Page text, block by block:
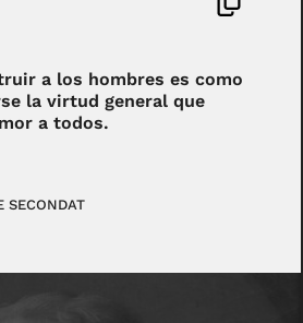
a los hombres es como
la virtud general que
a todos.
SECONDAT